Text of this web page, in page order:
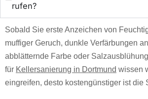
rufen?
Sobald Sie erste Anzeichen von
muffiger Geruch, dunkle Verfärbungen
abblätternde Farbe oder
für Kellersanierung in Dortmund wissen
eingreifen, desto kostengünstiger ist die